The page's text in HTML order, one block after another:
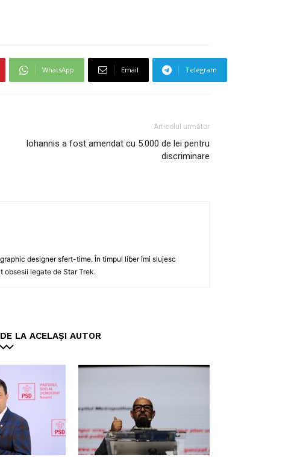
WhatsApp Email Telegram
Articolul următor
Iohannis a fost amendat cu 5.000 de lei pentru
discriminare
designer sfert-time. În timpul liber îmi slujesc
obsesii legate de Star Trek.
DE LA ACELAȘI AUTOR